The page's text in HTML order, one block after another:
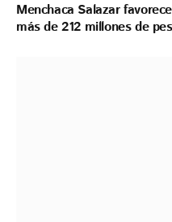
Menchaca Salazar
más de 212 millones de